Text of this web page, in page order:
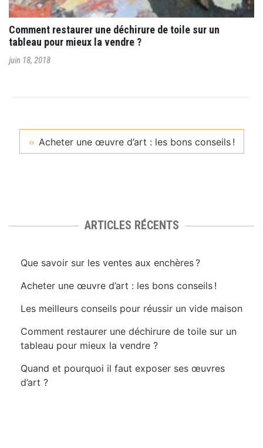
Comment restaurer une déchirure de toile sur un
tableau pour mieux la vendre ?
juin 18, 2018
Acheter une œuvre d’art : les bons conseils !
ARTICLES RÉCENTS
Que savoir sur les ventes aux enchères ?
Acheter une œuvre d’art : les bons conseils !
Les meilleurs conseils pour réussir un vide maison
Comment restaurer une déchirure de toile sur un
tableau pour mieux la vendre ?
Quand et pourquoi il faut exposer ses œuvres
d’art ?